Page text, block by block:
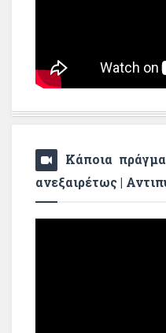
Κάποια
ανεξαιρέτως |